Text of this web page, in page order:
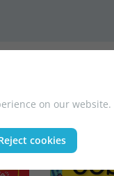
on our website.
cookies